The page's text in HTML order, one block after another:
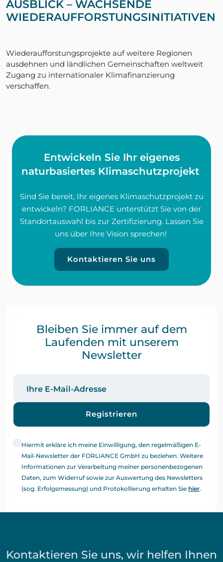
AUSBLICK – WACHSENDE
WIEDERAUFFORSTUNGSINITIATIVEN
Wiederaufforstungsprojekte auf weitere Regionen
ausdehnen und ländlichen Gemeinschaften weltweit
Zugang zu internationaler Klimafinanzierung
verschaffen.
Entwickeln Sie Ihr eigenes
naturbasiertes Klimaschutzprojekt
Sind Sie bereit, Ihr eigenes Klimaschutzprojekt zu
entwickeln? FORLIANCE unterstützt Sie von der
Standortauswahl bis zur Zertifizierung. Lassen Sie
uns über Ihre Vision sprechen!
Kontaktieren Sie uns
Bleiben Sie immer auf dem
Laufenden mit unserem
Newsletter
Registrieren
Hiermit erkläre ich meine Einwilligung, den regelmäßigen E-
Mail-Newsletter der FORLIANCE GmbH zu beziehen. Weitere
Informationen zur Verarbeitung meiner personenbezogenen
Daten, zum Widerruf sowie zur Auswertung des Newsletters
(sog. Erfolgsmessung) und Protokollierung erhalten Sie hier.
Kontaktieren Sie uns, wir helfen Ihnen